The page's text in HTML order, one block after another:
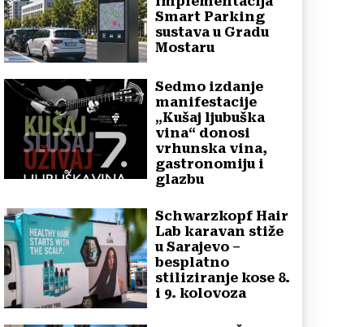
Smart Parking
sustava u Gradu
Mostaru
Sedmo izdanje
manifestacije
„Kušaj ljubuška
vina“ donosi
vrhunska vina,
gastronomiju i
glazbu
Schwarzkopf Hair
Lab karavan stiže
u Sarajevo –
besplatno
stiliziranje kose 8.
i 9. kolovoza